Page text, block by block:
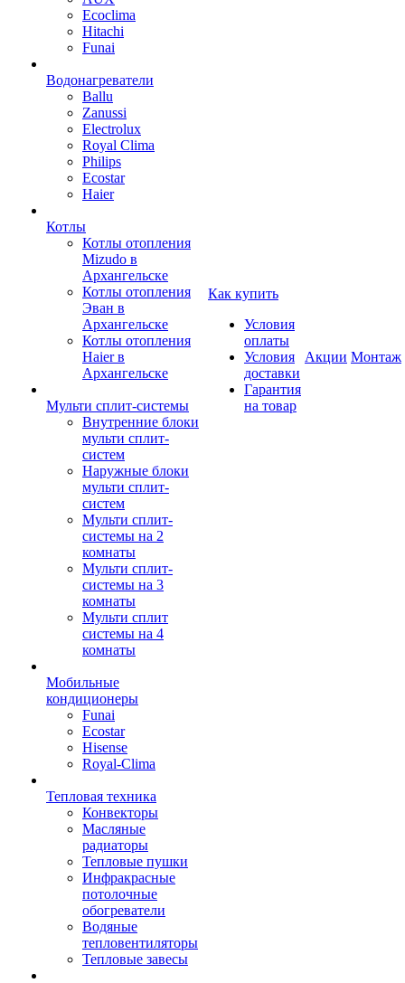
Ecoclima
Hitachi
Funai
Водонагреватели
Ballu
Zanussi
Electrolux
Royal Clima
Philips
Ecostar
Haier
Котлы
Котлы отопления
Mizudo в
Архангельске
Котлы отопления
Эван в
Архангельске
Котлы отопления
Haier в
Архангельске
Мульти сплит-системы
Внутренние блоки
мульти сплит-
систем
Наружные блоки
мульти сплит-
систем
Мульти сплит-
системы на 2
комнаты
Мульти сплит-
системы на 3
комнаты
Мульти сплит
системы на 4
комнаты
Мобильные
кондиционеры
Funai
Ecostar
Hisense
Royal-Clima
Тепловая техника
Конвекторы
Масляные
радиаторы
Тепловые пушки
Инфракрасные
потолочные
обогреватели
Водяные
тепловентиляторы
Тепловые завесы
Как купить
Условия
оплаты
Условия
доставки
Гарантия
на товар
Акции Монтаж